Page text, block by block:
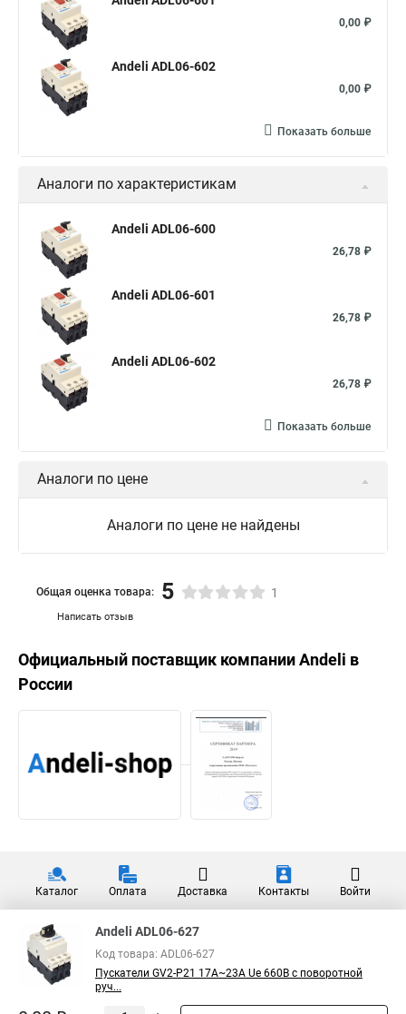
0,00 ₽
Andeli ADL06-602
0,00 ₽
Показать больше
Аналоги по характеристикам
Andeli ADL06-600
26,78 ₽
Andeli ADL06-601
26,78 ₽
Andeli ADL06-602
26,78 ₽
Показать больше
Аналоги по цене
Аналоги по цене не найдены
Написать отзыв
Общая оценка товара: 5 1
Официальный поставщик компанииAndeli в
России
Каталог Оплата Доставка Контакты Войти
Andeli ADL06-627
Код товара: ADL06-627
Пускатели GV2-P21 17A~23A Ue 660В с поворотной
руч...